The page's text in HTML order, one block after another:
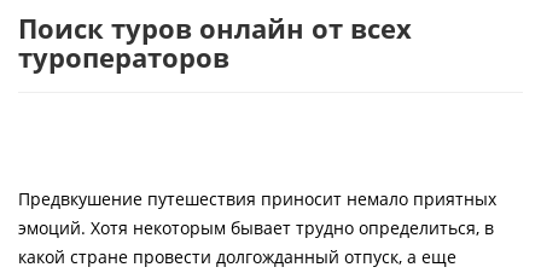
Горящие туры
Страны
Как купить
Поиск туров онлайн от всех
туроператоров
Предвкушение путешествия приносит немало приятных
эмоций. Хотя некоторым бывает трудно определиться, в
какой стране провести долгожданный отпуск, а еще